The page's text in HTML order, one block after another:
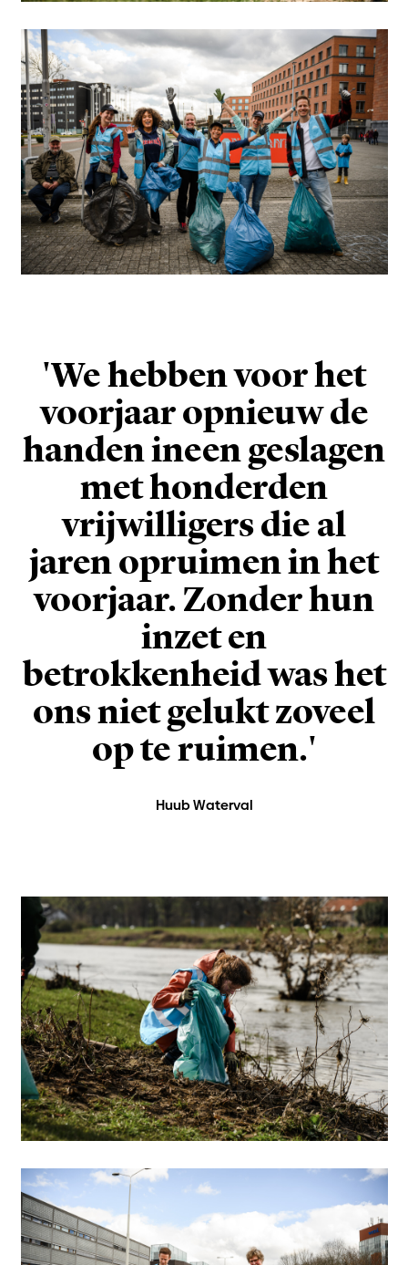
'We hebben voor het
voorjaar opnieuw de
handen ineen geslagen
met honderden
vrijwilligers die al
jaren opruimen in het
voorjaar. Zonder hun
inzet en
betrokkenheid was het
ons niet gelukt zoveel
op te ruimen.'
Huub Waterval